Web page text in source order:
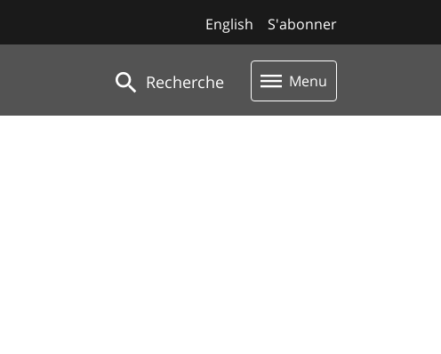
S'abonner
English
Recherche Menu